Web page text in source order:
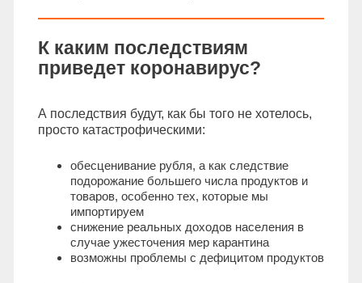
К каким последствиям
приведет коронавирус?
А последствия будут, как бы того не хотелось,
просто катастрофическими:
обесценивание рубля, а как следствие
подорожание большего числа продуктов и
товаров, особенно тех, которые мы
импортируем
снижение реальных доходов населения в
случае ужесточения мер карантина
возможны проблемы с дефицитом продуктов